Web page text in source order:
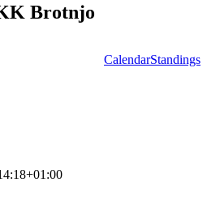
Brotnjo
CalendarStandings